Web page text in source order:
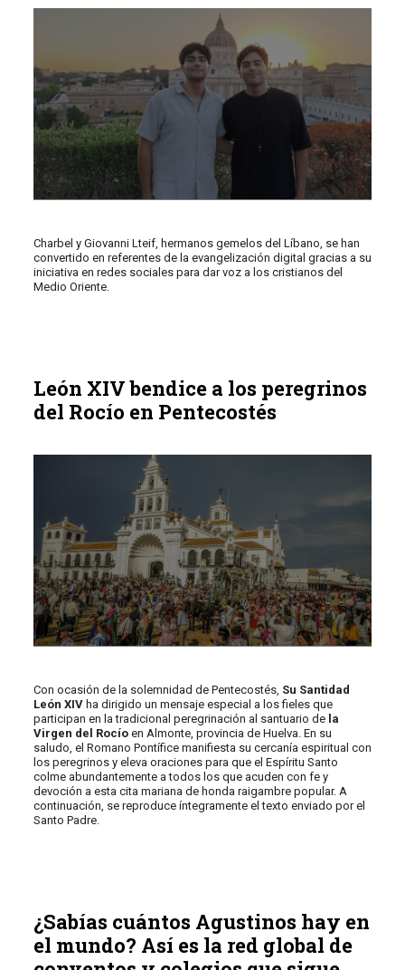
Charbel y Giovanni Lteif, hermanos gemelos del Líbano, se han
convertido en referentes de la evangelización digital gracias a su
iniciativa en redes sociales para dar voz a los cristianos del
Medio Oriente.
León XIV bendice a los peregrinos
del Rocío en Pentecostés
Con ocasión de la solemnidad de Pentecostés, Su Santidad
León XIVha dirigido un mensaje especial a los fieles que
participan en la tradicional peregrinación al santuario de la
Virgen del Rocíoen Almonte, provincia de Huelva. En su
saludo, el Romano Pontífice manifiesta su cercanía espiritual con
los peregrinos y eleva oraciones para que el Espíritu Santo
colme abundantemente a todos los que acuden con fe y
devoción a esta cita mariana de honda raigambre popular. A
continuación, se reproduce íntegramente el texto enviado por el
Santo Padre.
¿Sabías cuántos Agustinos hay en
el mundo? Así es la red global de